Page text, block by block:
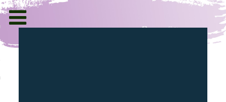
und Informationen
Toggle
navigation